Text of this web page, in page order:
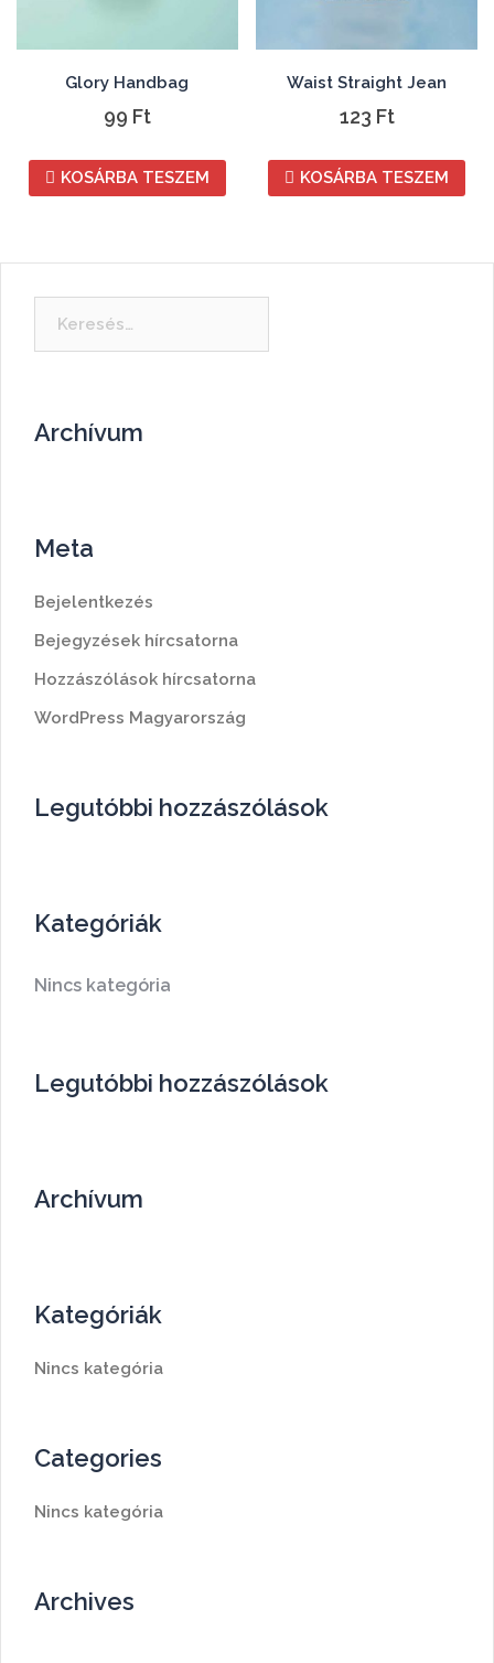
Glory Handbag
99 Ft
KOSÁRBA TESZEM
Waist Straight Jean
123 Ft
KOSÁRBA TESZEM
Archívum
Meta
Bejelentkezés
Bejegyzések hírcsatorna
Hozzászólások hírcsatorna
WordPress Magyarország
Legutóbbi hozzászólások
Kategóriák
Nincs kategória
Legutóbbi hozzászólások
Archívum
Kategóriák
Nincs kategória
Categories
Nincs kategória
Archives